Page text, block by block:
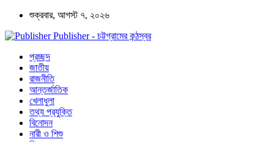
শুক্রবার, আগস্ট ৭, ২০২৬
Publisher - চট্টগ্রামের কন্ঠস্বর
প্রচ্ছদ
জাতীয়
রাজনীতি
আন্তর্জাতিক
খেলাধুলা
তথ্য প্রযুক্তি
বিনোদন
নারী ও শিশু